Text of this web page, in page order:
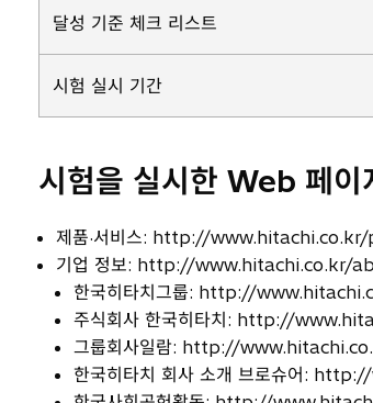
달성 기준 체크 리스트
시험 실시 기간
시험을 실시한 Web 페이
제품·서비스: http://
기업 정보: http://www.hitachi.co.kr/
한국히타치그룹: http://
주식회사 한국히타치: http://
그룹회사일람: http://
한국히타치 회사 소개 브로슈어: